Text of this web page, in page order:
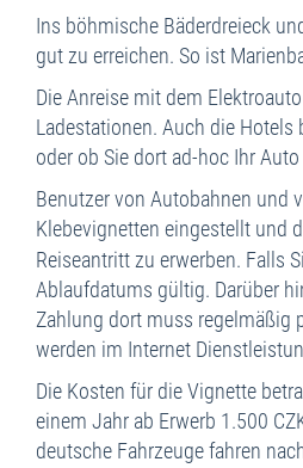
Ins böhmische Bäderdreieck
gut zu erreichen. So ist
Die Anreise mit dem
Ladestationen. Auch die
oder ob Sie dort ad-hoc Ihr
Benutzer von Autobahnen und
Klebevignetten eingestellt und
Reiseantritt zu erwerben. Falls
Ablaufdatums gültig. Darüber
Zahlung dort muss regelmäßig
werden im Internet
Die Kosten für die Vignette
einem Jahr ab Erwerb 1.500
deutsche Fahrzeuge fahren